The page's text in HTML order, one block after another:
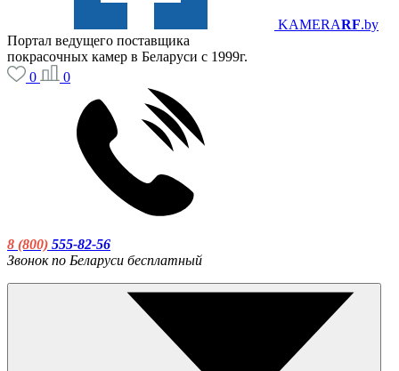
KAMERARF.by
Портал ведущего поставщика
покрасочных камер в Беларуси с 1999г.
0
0
8 (800) 555-82-56
Звонок по Беларуси бесплатный